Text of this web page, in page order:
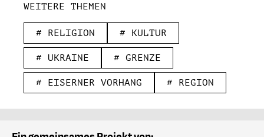
WEITERE THEMEN
# RELIGION # KULTUR
# UKRAINE # GRENZE
# EISERNER VORHANG # REGION